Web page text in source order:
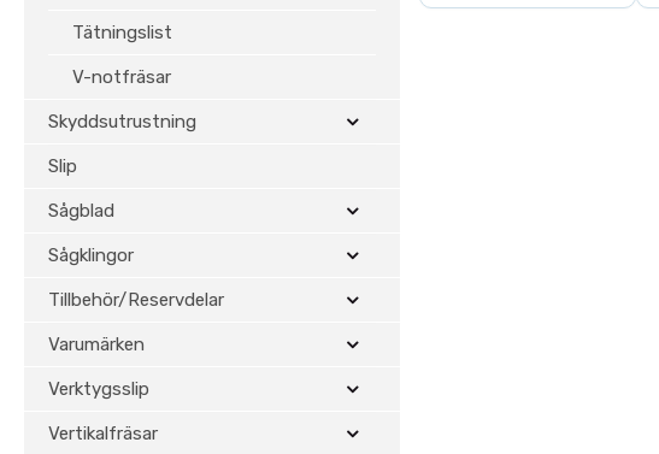
Tätningslist
V-notfräsar
Skyddsutrustning
Slip
Sågblad
Sågklingor
Tillbehör/Reservdelar
Varumärken
Verktygsslip
Vertikalfräsar